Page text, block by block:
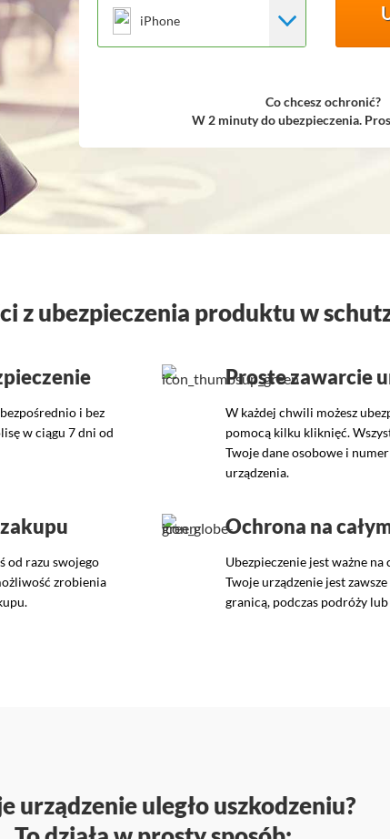
iPhone
Co chcesz ochronić?
W 2 minuty do ubezpieczenia.
z ubezpieczenia produktu w
i bez
w ciągu 7 dni od
Proste zawarcie
W każdej chwili możesz
pomocą kilku kliknięć.
Twoje dane osobowe i
urządzenia.
od razu swojego
zrobienia
Ochrona na
Ubezpieczenie jest ważne na
Twoje urządzenie jest
granicą, podczas podróży
urządzenie uległo uszkodzeniu?